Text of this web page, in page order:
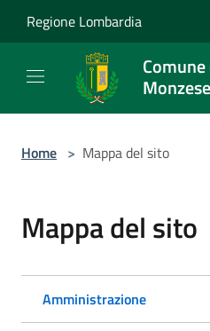
Regione Lombardia
Monzese
Home > Mappa del sito
Mappa del sito
Amministrazione